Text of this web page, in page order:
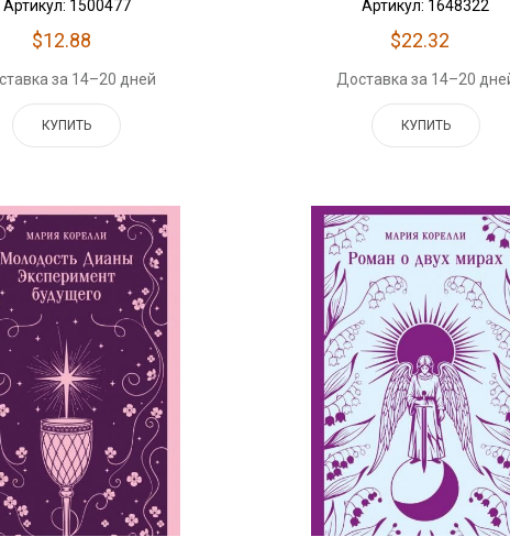
Артикул: 1500477
$12.88
за 14–20 дней
КУПИТЬ
Артикул: 1648322
$22.32
Доставка за 14–20
КУПИТЬ